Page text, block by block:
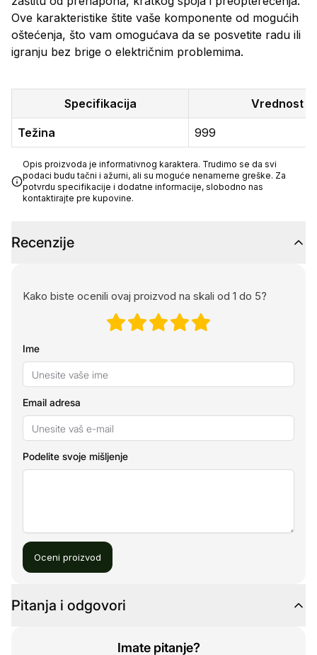
Ove karakteristike štite vaše komponente od mogućih
oštećenja, što vam omogućava da se posvetite radu ili
igranju bez brige o električnim problemima.
Specifikacija Vrednost
Težina 999
Opis proizvoda je informativnog karaktera. Trudimo se da svi
podaci budu tačni i ažurni, ali su moguće nenamerne greške. Za
potvrdu specifikacije i dodatne informacije, slobodno nas
kontaktirajte pre kupovine.
Recenzije
Kako biste ocenili ovaj proizvod na skali od 1 do 5?
Ime
Email adresa
Podelite svoje mišljenje
Oceni proizvod
Pitanja i odgovori
Imate pitanje?